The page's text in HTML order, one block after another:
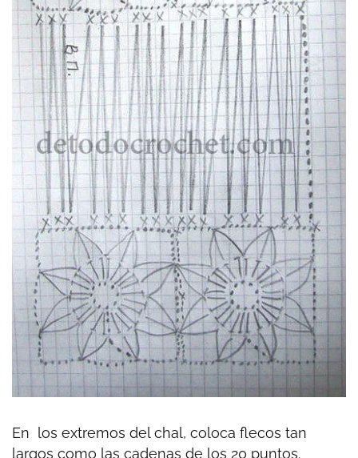
En los extremos del chal, coloca flecos tan
largos como las cadenas de los 20 puntos.